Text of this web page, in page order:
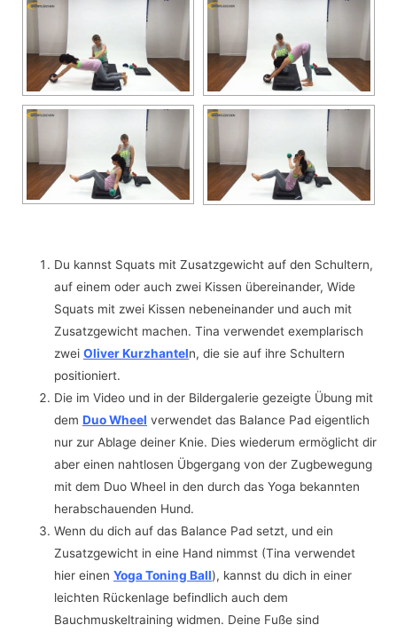
Du kannst Squats mit Zusatzgewicht auf den Schultern,
auf einem oder auch zwei Kissen übereinander, Wide
Squats mit zwei Kissen nebeneinander und auch mit
Zusatzgewicht machen. Tina verwendet exemplarisch
zweiOliver Kurzhanteln, die sie auf ihre Schultern
positioniert.
Die im Video und in der Bildergalerie gezeigte Übung mit
demDuo Wheel verwendet das Balance Pad eigentlich
nur zur Ablage deiner Knie. Dies wiederum ermöglicht dir
aber einen nahtlosen Übgergang von der Zugbewegung
mit dem Duo Wheel in den durch das Yoga bekannten
herabschauenden Hund.
Wenn du dich auf das Balance Pad setzt, und ein
Zusatzgewicht in eine Hand nimmst (Tina verwendet
hier einenYoga Toning Ball), kannst du dich in einer
leichten Rückenlage befindlich auch dem
Bauchmuskeltraining widmen. Deine Fuße sind